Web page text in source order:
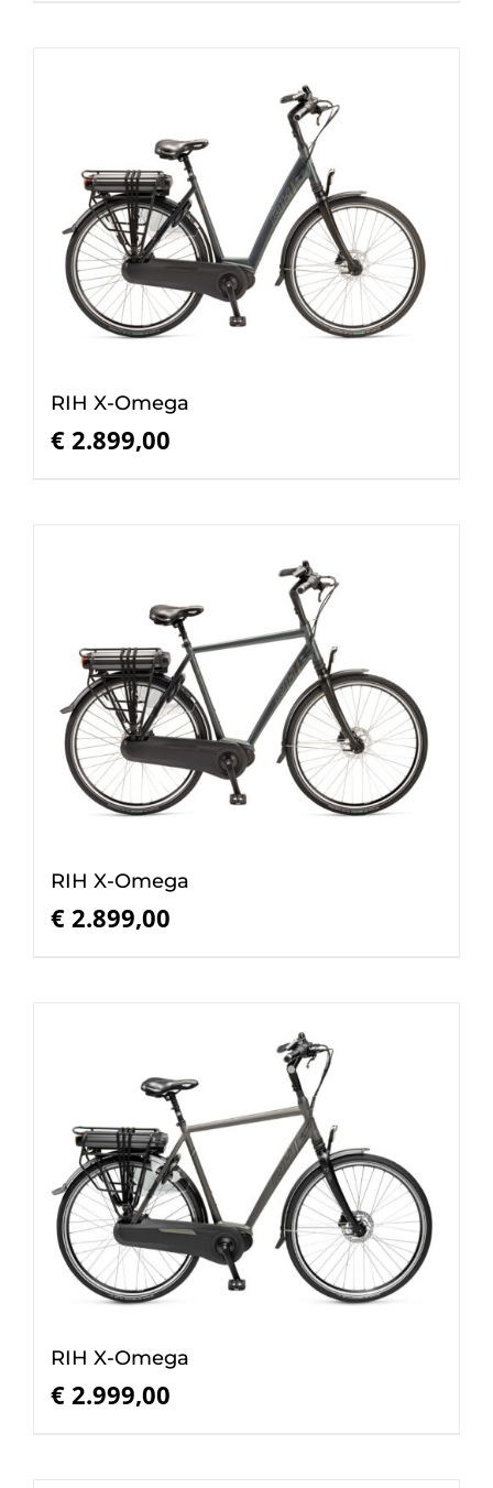
RIH X-Omega
€ 2.899,00
RIH X-Omega
€ 2.899,00
RIH X-Omega
€ 2.999,00